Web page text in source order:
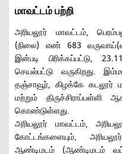
மாவட்டம் பற்றி
அரியலூர் மாவட்டம்,
(நிலை) எண் 683
இன்படி பிரிக்கப்பட்டு,
செயல்பட்டு வருகிறது.
தஞ்சாவூர், கிழக்கே கடலூர்
மற்றும்
கொண்டுள்ளது.
அரியலூர் மாவட்டம்,
கோட்டங்களையும்,
ஆண்டிமடம் (ஆண்டிமடம்